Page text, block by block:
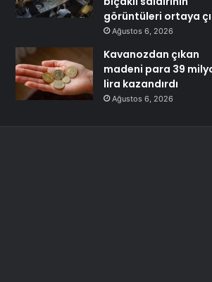
görüntüleri ortaya
Ağustos 6, 2026
Kavanozdan çıkan
madeni para 39
lira kazandırdı
Ağustos 6, 2026